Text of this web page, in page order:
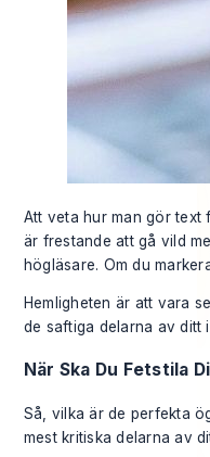
Att veta hurman gör text
är frestande att gå vild
högläsare. Om du
Hemligheten är att vara
de saftiga delarna av ditt
När Ska Du Fetstila
Så, vilka är de perfekta
mest kritiska delarna av